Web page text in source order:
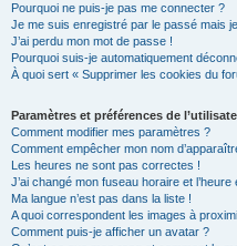
Pourquoi ne puis-je pas me connecter ?
Je me suis enregistré par le passé mais
J’ai perdu mon mot de passe !
Pourquoi suis-je automatiquement
À quoi sert « Supprimer les cookies du
Paramètres et préférences de
Comment modifier mes paramètres ?
Comment empêcher mon nom
Les heures ne sont pas correctes !
J’ai changé mon fuseau horaire et
Ma langue n’est pas dans la liste !
A quoi correspondent les images à
Comment puis-je afficher un avatar ?